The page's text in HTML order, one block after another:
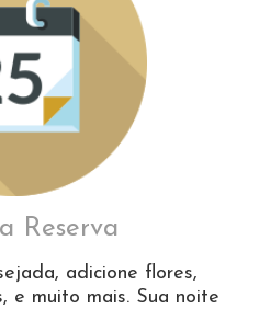
Reserva
adicione flores,
e muito mais. Sua noite